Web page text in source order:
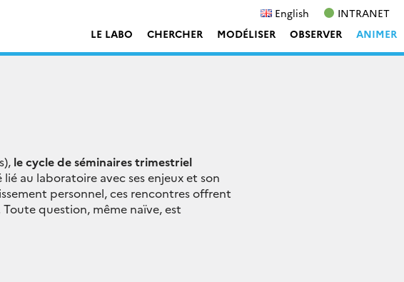
English
INTRANET
LE LABO
CHERCHER MODÉLISER OBSERVER ANIMER
le cycle de séminaires trimestriel
au laboratoire avec ses enjeux et son
personnel, ces rencontres offrent
Toute question, même naïve, est